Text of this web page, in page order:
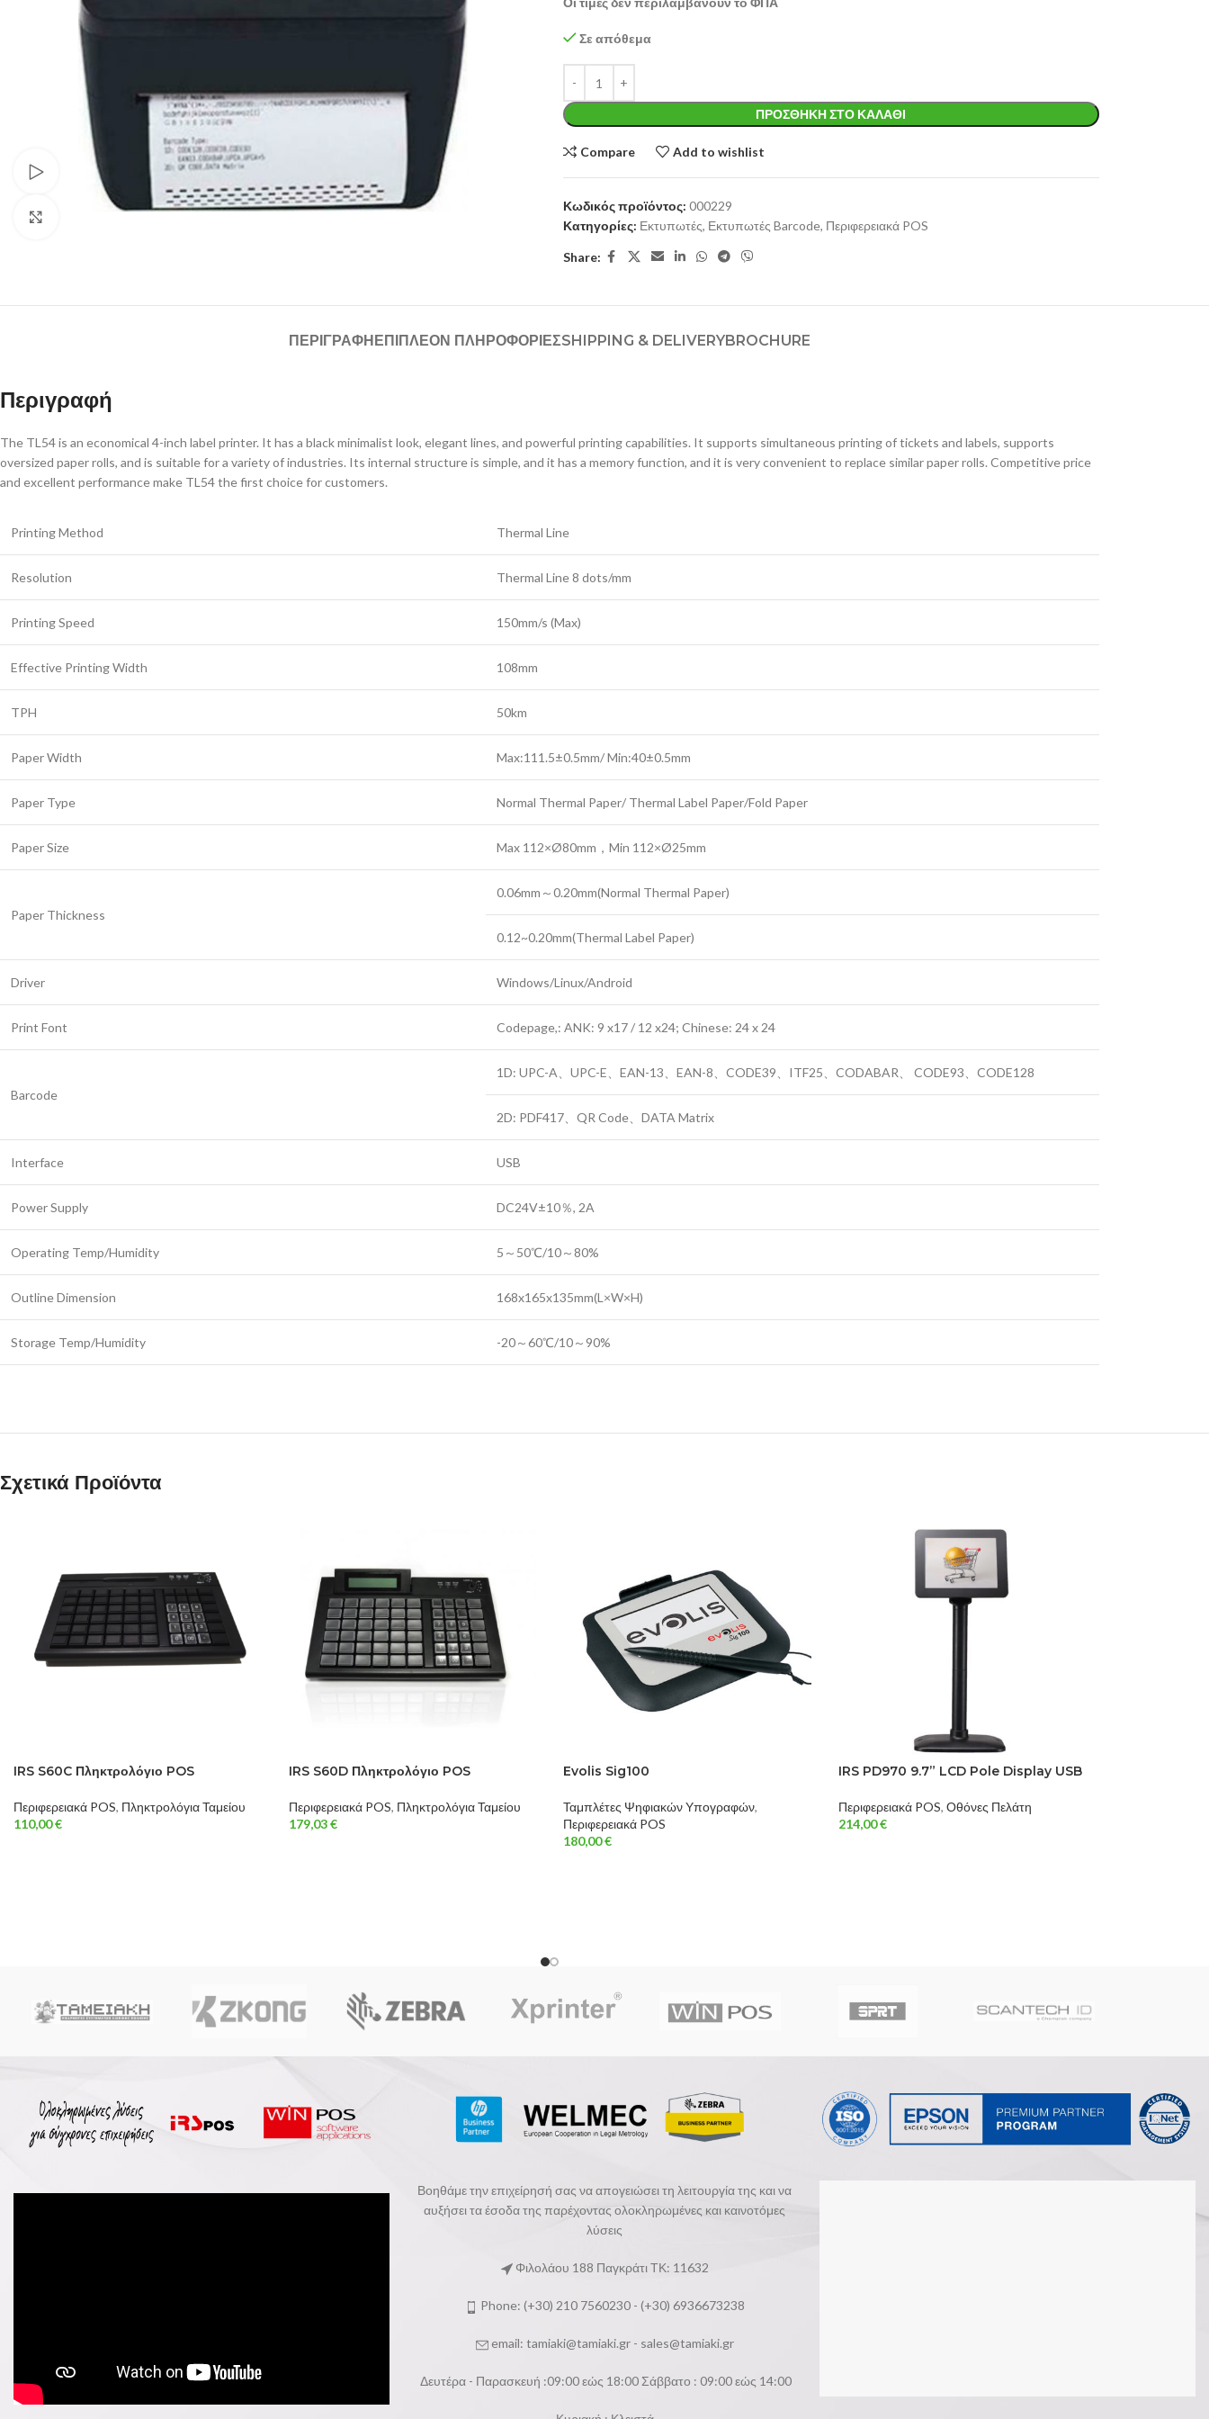
Watch video
Σε απόθεμα
ΠΡΟΣΘΉΚΗ ΣΤΟ ΚΑΛΆΘΙ
Compare Add to wishlist
Κωδικός προϊόντος: 000229
Κατηγορίες: Εκτυπωτές, Εκτυπωτές Barcode, Περιφερειακά POS
Share:
ΠΕΡΙΓΡΑΦΉΕΠΙΠΛΈΟΝ ΠΛΗΡΟΦΟΡΊΕΣSHIPPING & DELIVERYBROCHURE
Περιγραφή
The TL54 is an economical 4-inch label printer. It has a black minimalist look, elegant lines, and powerful printing capabilities. It supports simultaneous printing of tickets and labels, supports
oversized paper rolls, and is suitable for a variety of industries. Its internal structure is simple, and it has a memory function, and it is very convenient to replace similar paper rolls. Competitive price
and excellent performance make TL54 the first choice for customers.
Printing Method Thermal Line
Resolution Thermal Line 8 dots/mm
Printing Speed 150mm/s (Max)
Effective Printing Width 108mm
TPH 50km
Paper Width Max:111.5±0.5mm/ Min:40±0.5mm
Paper Type Normal Thermal Paper/ Thermal Label Paper/Fold Paper
Paper Size Max 112×Ø80mm，Min 112×Ø25mm
Paper Thickness
0.06mm～0.20mm(Normal Thermal Paper)
0.12~0.20mm(Thermal Label Paper)
Driver Windows/Linux/Android
Print Font Codepage,: ANK: 9 x17 / 12 x24; Chinese: 24 x 24
Barcode
1D: UPC-A、UPC-E、EAN-13、EAN-8、CODE39、ITF25、CODABAR、 CODE93、CODE128
2D: PDF417、QR Code、DATA Matrix
Interface USB
Power Supply DC24V±10％, 2A
Operating Temp/Humidity 5～50℃/10～80%
Outline Dimension 168x165x135mm(L×W×H)
Storage Temp/Humidity -20～60℃/10～90%
Σχετικά Προϊόντα
IRS S60C Πληκτρολόγιο POS
Περιφερειακά POS, Πληκτρολόγια Ταμείου
110,00€
IRS S60D Πληκτρολόγιο POS
Περιφερειακά POS, Πληκτρολόγια Ταμείου
179,03€
Evolis Sig100
Ταμπλέτες Ψηφιακών Υπογραφών,
Περιφερειακά POS
180,00€
IRS PD970 9.7” LCD Pole Display USB
Περιφερειακά POS, Οθόνες Πελάτη
214,00€
Βοηθάμε την επιχείρησή σας να απογειώσει τη λειτουργία της και να
αυξήσει τα έσοδα της παρέχοντας ολοκληρωμένες και καινοτόμες
λύσεις
Φιλολάου 188 Παγκράτι ΤΚ: 11632
Phone: (+30) 210 7560230 - (+30) 6936673238
email: tamiaki@tamiaki.gr- sales@tamiaki.gr
Δευτέρα - Παρασκευή :09:00 εώς 18:00 Σάββατο : 09:00 εώς 14:00